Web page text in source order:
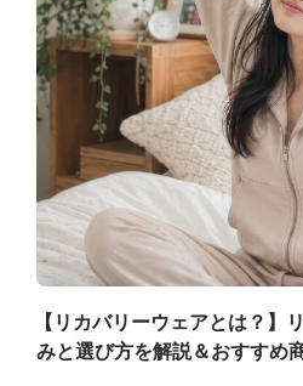
【リカバリーウェアとは？】
みと選び方を解説＆おすすめ